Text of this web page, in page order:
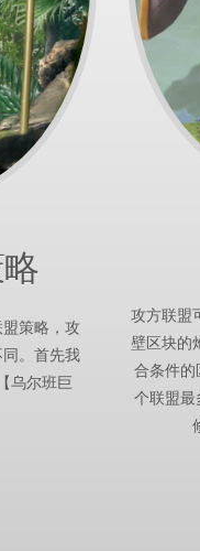
策略，攻
。首先我
乌尔班巨
攻方联盟
壁区块的
合条件的
个联盟最